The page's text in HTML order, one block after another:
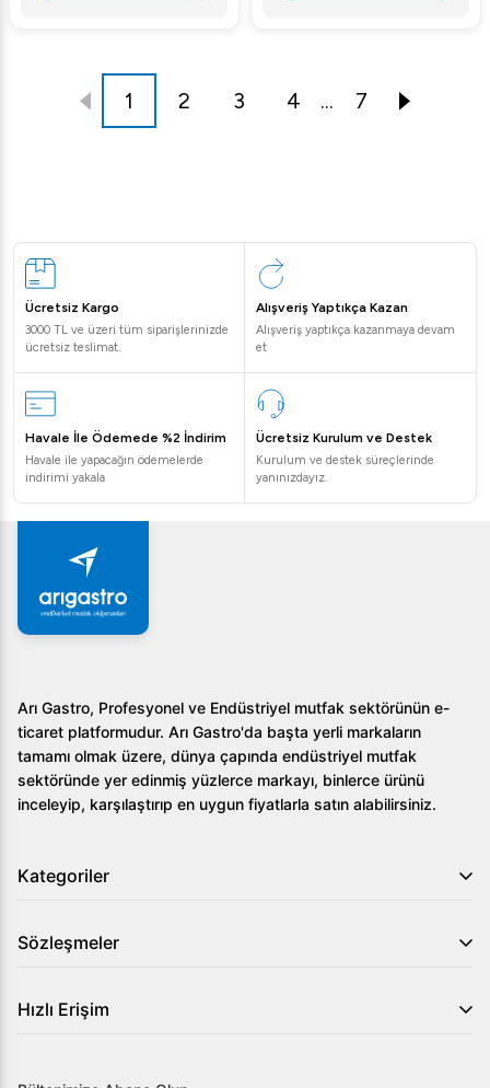
1 2 3 4 ... 7
Ücretsiz Kargo
3000 TL ve üzeri tüm siparişlerinizde
ücretsiz teslimat.
Alışveriş Yaptıkça Kazan
Alışveriş yaptıkça kazanmaya devam
et
Havale İle Ödemede %2 İndirim
Havale ile yapacağın ödemelerde
indirimi yakala
Ücretsiz Kurulum ve Destek
Kurulum ve destek süreçlerinde
yanınızdayız.
Arı Gastro, Profesyonel ve Endüstriyel mutfak sektörünün e-
ticaret platformudur. Arı Gastro'da başta yerli markaların
tamamı olmak üzere, dünya çapında endüstriyel mutfak
sektöründe yer edinmiş yüzlerce markayı, binlerce ürünü
inceleyip, karşılaştırıp en uygun fiyatlarla satın alabilirsiniz.
Kategoriler
Sözleşmeler
Hızlı Erişim